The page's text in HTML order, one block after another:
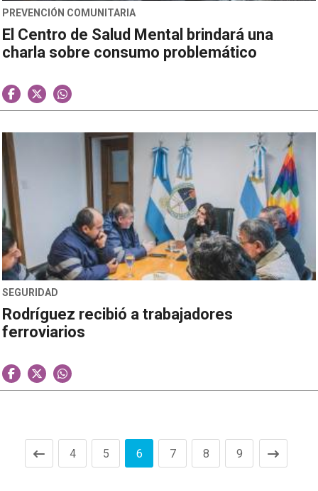
PREVENCIÓN COMUNITARIA
El Centro de Salud Mental brindará una
charla sobre consumo problemático
SEGURIDAD
Rodríguez recibió a trabajadores
ferroviarios
4 5 6 7 8 9